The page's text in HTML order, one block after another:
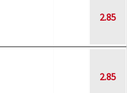
2.85
2.85